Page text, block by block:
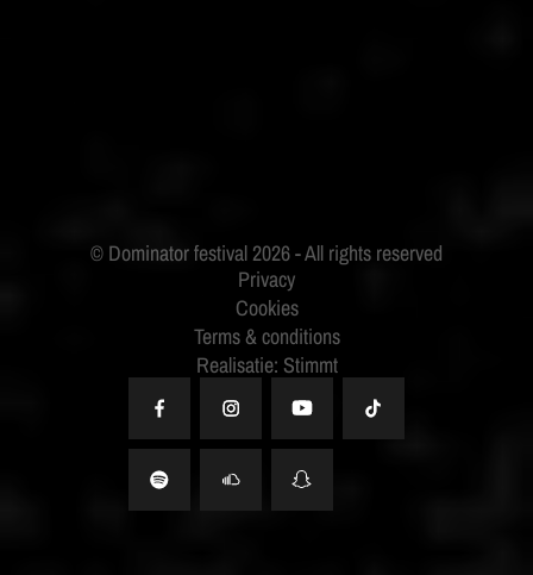
Privacy
Cookies
Terms & conditions
Realisatie: Stimmt